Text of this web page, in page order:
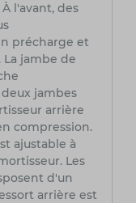
l'avant, des
précharge et
jambe de
jambes
arrière
compression.
ajustable à
Les
d'un
arrière est